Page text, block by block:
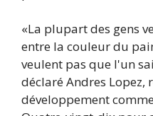
«La plupart des gens
entre la couleur du
veulent pas que l'un
déclaré Andres Lopez,
développement